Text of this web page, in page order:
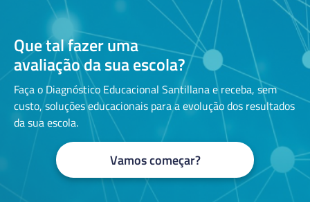
Que tal fazer uma
avaliação da sua escola?
Faça o Diagnóstico Educacional Santillana e receba, sem
custo, soluções educacionais para a evolução dos resultados
da sua escola.
Vamos começar?